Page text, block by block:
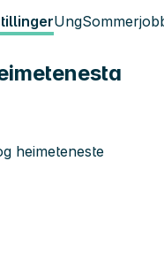
Ung
heimeteneste